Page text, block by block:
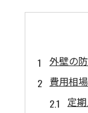
外壁の
費用相
定